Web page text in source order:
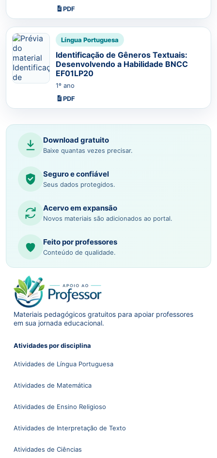
PDF
Língua Portuguesa
Identificação de Gêneros Textuais:
Desenvolvendo a Habilidade BNCC
EF01LP20
1º ano
PDF
Download gratuito
Baixe quantas vezes precisar.
Seguro e confiável
Seus dados protegidos.
Acervo em expansão
Novos materiais são adicionados ao portal.
Feito por professores
Conteúdo de qualidade.
Materiais pedagógicos gratuitos para apoiar professores
em sua jornada educacional.
Atividades por disciplina
Atividades de Língua Portuguesa
Atividades de Matemática
Atividades de Ensino Religioso
Atividades de Interpretação de Texto
Atividades de Ciências